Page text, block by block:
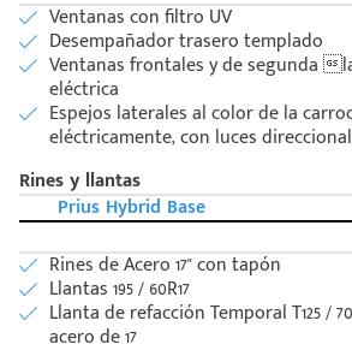
Ventanas con filtro UV
Desempañador trasero templado
Ventanas frontales y de segunda
eléctrica
Espejos laterales al color de la
eléctricamente, con luces
Rines y llantas
Prius Hybrid Base
Rines de Acero 17" con tapón
Llantas 195 / 60R17
Llanta de refacción Temporal T125 /
acero de 17